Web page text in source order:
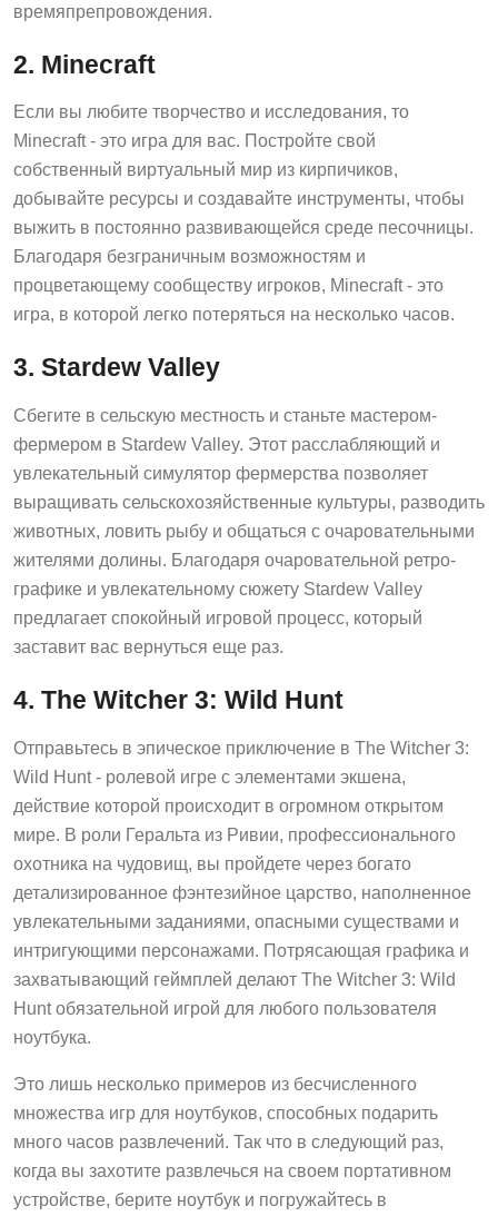
времяпрепровождения.
2. Minecraft
Если вы любите творчество и исследования, то
Minecraft - это игра для вас. Постройте свой
собственный виртуальный мир из кирпичиков,
добывайте ресурсы и создавайте инструменты, чтобы
выжить в постоянно развивающейся среде песочницы.
Благодаря безграничным возможностям и
процветающему сообществу игроков, Minecraft - это
игра, в которой легко потеряться на несколько часов.
3. Stardew Valley
Сбегите в сельскую местность и станьте мастером-
фермером в Stardew Valley. Этот расслабляющий и
увлекательный симулятор фермерства позволяет
выращивать сельскохозяйственные культуры, разводить
животных, ловить рыбу и общаться с очаровательными
жителями долины. Благодаря очаровательной ретро-
графике и увлекательному сюжету Stardew Valley
предлагает спокойный игровой процесс, который
заставит вас вернуться еще раз.
4. The Witcher 3: Wild Hunt
Отправьтесь в эпическое приключение в The Witcher 3:
Wild Hunt - ролевой игре с элементами экшена,
действие которой происходит в огромном открытом
мире. В роли Геральта из Ривии, профессионального
охотника на чудовищ, вы пройдете через богато
детализированное фэнтезийное царство, наполненное
увлекательными заданиями, опасными существами и
интригующими персонажами. Потрясающая графика и
захватывающий геймплей делают The Witcher 3: Wild
Hunt обязательной игрой для любого пользователя
ноутбука.
Это лишь несколько примеров из бесчисленного
множества игр для ноутбуков, способных подарить
много часов развлечений. Так что в следующий раз,
когда вы захотите развлечься на своем портативном
устройстве, берите ноутбук и погружайтесь в